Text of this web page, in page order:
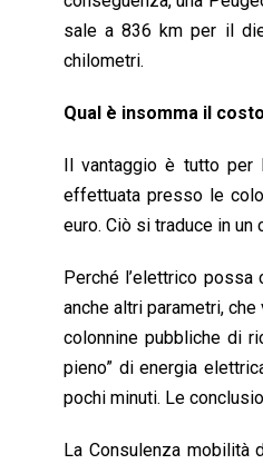
sale a 836 km per il
chilometri.
Qual è insomma il
Il vantaggio è tutto per
effettuata presso le
euro. Ciò si traduce in
Perché l’elettrico
anche altri parametri,
colonnine pubbliche di
pieno” di energia
pochi minuti. Le
La Consulenza mobilità